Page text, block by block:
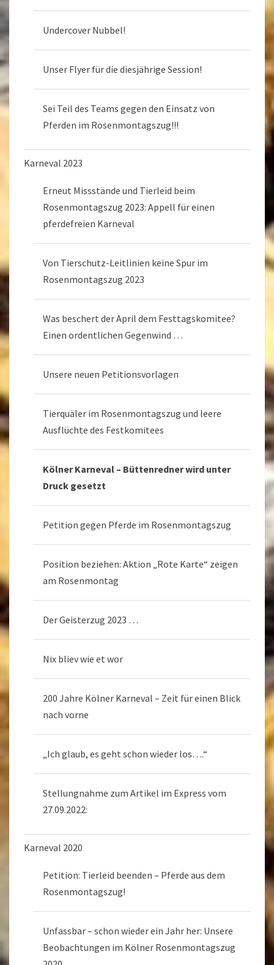
Undercover Nubbel!
Unser Flyer für die diesjährige Session!
Sei Teil des Teams gegen den Einsatz von
Pferden im Rosenmontagszug!!!
Karneval 2023
Erneut Missstände und Tierleid beim
Rosenmontagszug 2023: Appell für einen
pferdefreien Karneval
Von Tierschutz-Leitlinien keine Spur im
Rosenmontagszug 2023
Was beschert der April dem Festtagskomitee?
Einen ordentlichen Gegenwind …
Unsere neuen Petitionsvorlagen
Tierquäler im Rosenmontagszug und leere
Ausflüchte des Festkomitees
Kölner Karneval – Büttenredner wird unter
Druck gesetzt
Petition gegen Pferde im Rosenmontagszug
Position beziehen: Aktion „Rote Karte“ zeigen
am Rosenmontag
Der Geisterzug 2023 …
Nix bliev wie et wor
200 Jahre Kölner Karneval – Zeit für einen Blick
nach vorne
„Ich glaub, es geht schon wieder los….“
Stellungnahme zum Artikel im Express vom
27.09.2022:
Karneval 2020
Petition: Tierleid beenden – Pferde aus dem
Rosenmontagszug!
Unfassbar – schon wieder ein Jahr her: Unsere
Beobachtungen im Kölner Rosenmontagszug